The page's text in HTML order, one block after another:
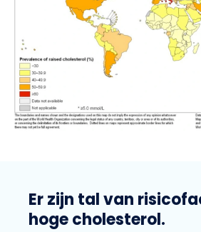
Er zijn tal van
hoge cholesterol.